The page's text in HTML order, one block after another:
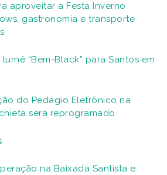
aproveitar a Festa Inverno
gastronomia e transporte
“Bem-Black” para Santos em
do Pedágio Eletrônico na
será reprogramado
na Baixada Santista e